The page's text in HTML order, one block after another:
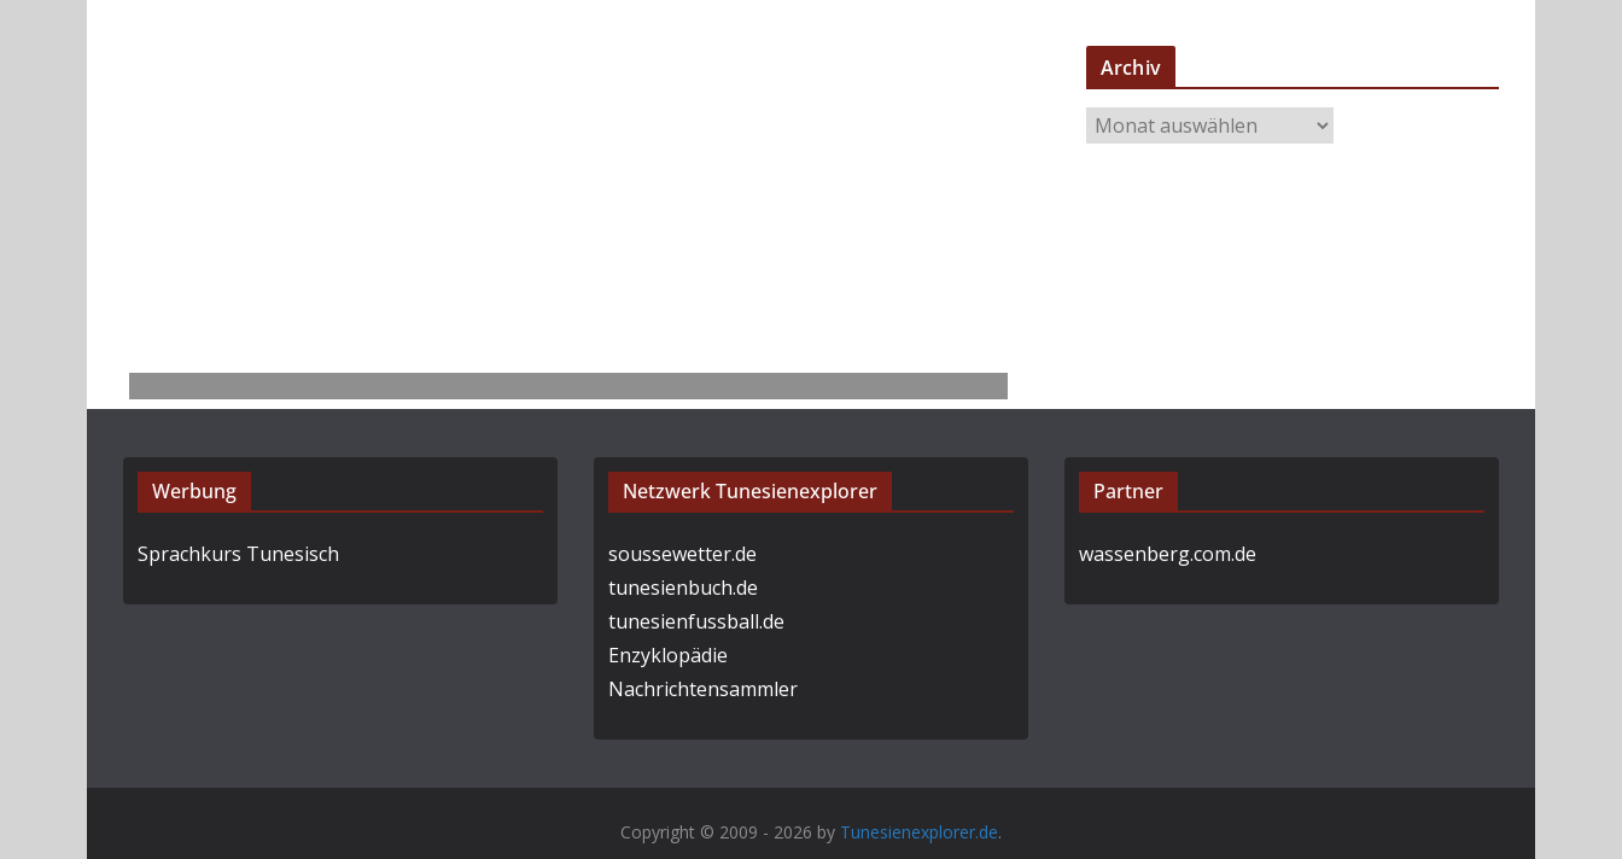
Archiv
r
Werbung
Sprachkurs Tunesisch
Netzwerk Tunesienexplorer
soussewetter.de
tunesienbuch.de
tunesienfussball.de
Enzyklopädie
Nachrichtensammler
Partner
wassenberg.com.de
Copyright © 2009 - 2026 by Tunesienexplorer.de.